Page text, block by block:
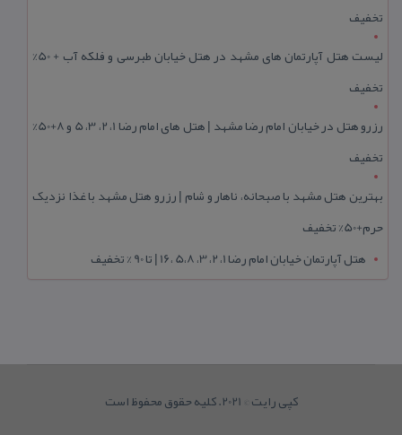
تخفیف
لیست هتل آپارتمان های مشهد در هتل خیابان طبرسی و فلکه آب + 50%
تخفیف
رزرو هتل در خیابان امام رضا مشهد | هتل‌ های امام رضا 1، 2، 3، 5 و 8+50%
تخفیف
بهترین هتل مشهد با صبحانه، ناهار و شام | رزرو هتل مشهد با غذا نزدیک
حرم+50% تخفیف
هتل آپارتمان خیابان امام رضا 1، 2، 3، 5،8 ،16 | تا 90 % تخفیف
کپی رایت © 2021. کلیه حقوق محفوظ است